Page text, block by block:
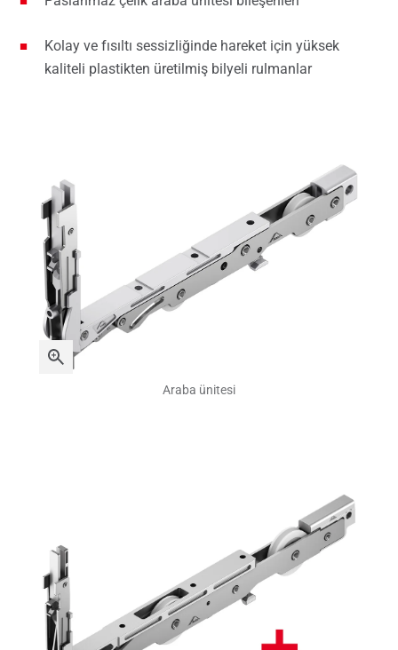
Kolay ve fısıltı sessizliğinde hareket için yüksek
kaliteli plastikten üretilmiş bilyeli rulmanlar
Araba ünitesi